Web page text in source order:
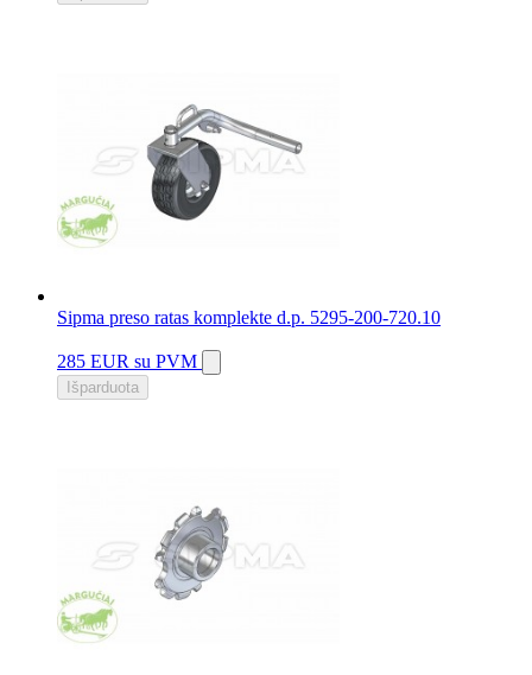
Sipma preso ratas komplekte d.p. 5295-200-720.10
285 EUR su PVM
Išparduota